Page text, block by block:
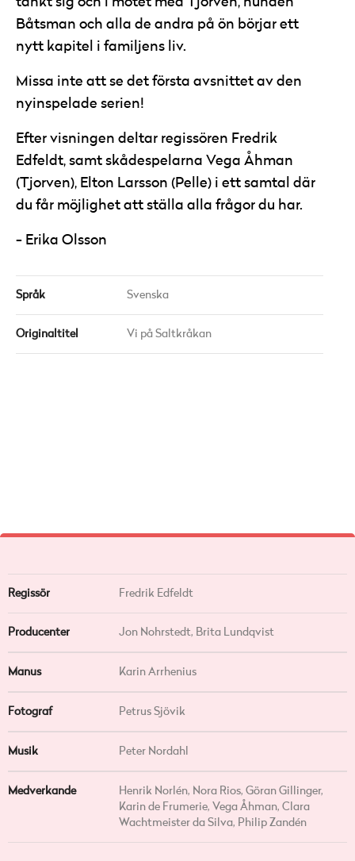
Båtsman och alla de andra på ön börjar ett
nytt kapitel i familjens liv.
Missa inte att se det första avsnittet av den
nyinspelade serien!
Efter visningen deltar regissören Fredrik
Edfeldt, samt skådespelarna Vega Åhman
(Tjorven), Elton Larsson (Pelle) i ett samtal där
du får möjlighet att ställa alla frågor du har.
Erika Olsson
Språk Svenska
Originaltitel Vi på Saltkråkan
Regissör Fredrik Edfeldt
Producenter Jon Nohrstedt, Brita Lundqvist
Manus Karin Arrhenius
Fotograf Petrus Sjövik
Musik Peter Nordahl
Medverkande
Henrik Norlén, Nora Rios, Göran Gillinger,
Karin de Frumerie, Vega Åhman, Clara
Wachtmeister da Silva, Philip Zandén